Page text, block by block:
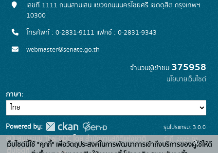
เลขที่ 1111 ถนนสามเสน แขวงถนนนครไชยศรี เขตดุสิต กรุงเทพฯ
10300
โทรศัพท์ : 0-2831-9111 แฟกซ์ : 0-2831-9343
webmaster@senate.go.th
จำนวนผู้เข้าชม 375958
นโยบายเว็บไซต์
ภาษา
Powered by:
สนับสนุนระบบ Thai-GDC โดย สำนักงานสถิติแห่งชาติ
เว็บไซต์ที่
รุ่นโปรแกรม: 3.0.0
วันที่: 2025-05-
เว็บไซต์นี้ใช้ "คุกกี้" เพื่อวัตถุประสงค์ในการพัฒนาการเข้าถึงบริการของผู้ใช้ให้ดี
x